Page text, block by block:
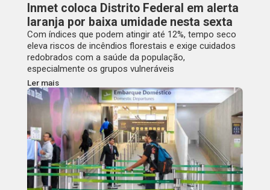
Inmet coloca Distrito Federal em alerta
laranja por baixa umidade nesta sexta
Com índices que podem atingir até 12%, tempo seco
eleva riscos de incêndios florestais e exige cuidados
redobrados com a saúde da população,
especialmente os grupos vulneráveis
Ler mais